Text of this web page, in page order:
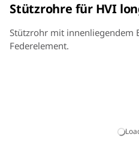
Stützrohre für HVI
Stützrohr mit innenliegendem
Federelement.